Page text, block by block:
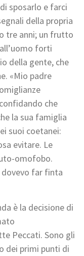
sposarlo e farci
della propria
tre anni; un frutto
forti
della gente, che
«Mio padre
che
la sua famiglia
suoi coetanei:
evitare. Le
omofobo.
dovevo far finta
è la decisione di
Peccati. Sono gli
dei primi punti di